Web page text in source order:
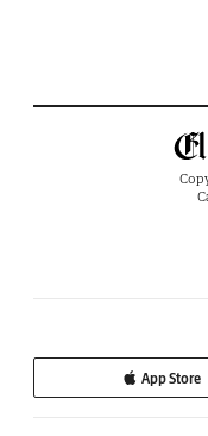
App Store